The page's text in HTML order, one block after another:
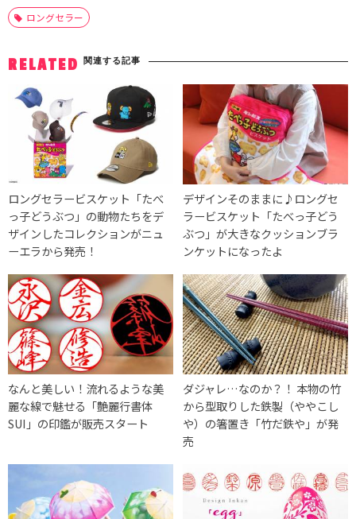
ロングセラー
RELATED 関連する記事
ロングセラービスケット「たべ
っ子どうぶつ」の動物たちをデ
ザインしたコレクションがニュ
ーエラから発売！
デザインそのままに♪ロングセ
ラービスケット「たべっ子どう
ぶつ」が大きなクッションブラ
ンケットになったよ
なんと美しい！流れるような美
麗な線で魅せる「艶麗行書体
SUI」の印鑑が販売スタート
ダジャレ…なのか？！ 本物の竹
から型取りした鉄製（ややこし
や）の箸置き「竹だ鉄や」が発
売